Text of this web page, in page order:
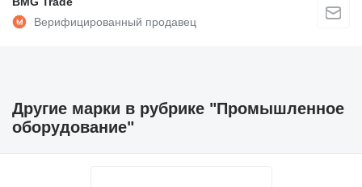
Другие марки в рубрике "Промышленное
оборудование"